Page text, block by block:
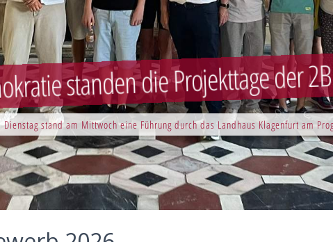
stand am Mittwoch eine Führung durch das Landhaus Klagenfurt am
standen die Projekttage der